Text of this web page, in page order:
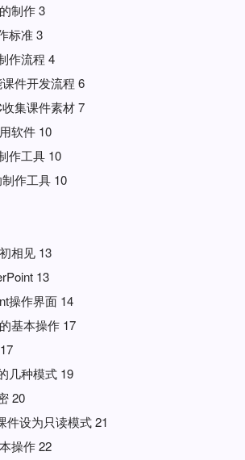
制作 3
标准 3
作流程 4
件开发流程 6
集课件素材 7
软件 10
作工具 10
作工具 10
相见 13
13
操作界面 14
基本操作 17
几种模式 19
20
件设为只读模式 21
操作 22